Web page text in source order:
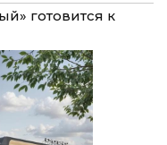
готовится к